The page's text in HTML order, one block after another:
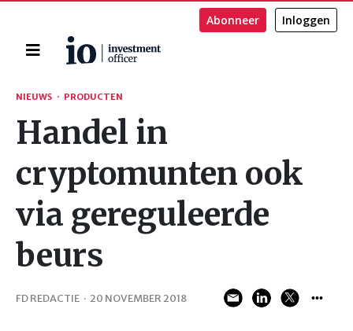
Home
Abonneer Inloggen
Zoeken
NIEUWS · PRODUCTEN
Handel in
cryptomunten ook
via gereguleerde
beurs
FD REDACTIE · 20 NOVEMBER 2018